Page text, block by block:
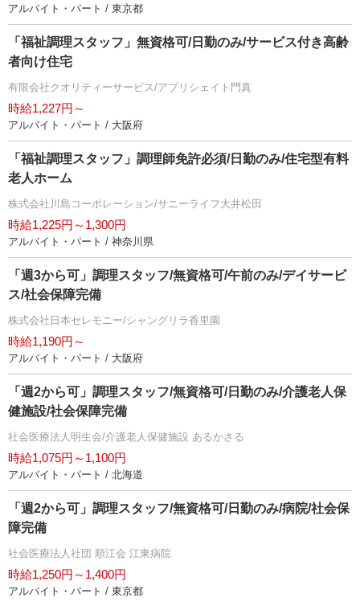
アルバイト・パート / 東京都
「福祉調理スタッフ」無資格可/日勤のみ/サービス付き高齢
者向け住宅
有限会社クオリティーサービス/アプリシェイト門真
時給1,227円～
アルバイト・パート / 大阪府
「福祉調理スタッフ」調理師免許必須/日勤のみ/住宅型有料
老人ホーム
株式会社川島コーポレーション/サニーライフ大井松田
時給1,225円～1,300円
アルバイト・パート / 神奈川県
「週3から可」調理スタッフ/無資格可/午前のみ/デイサービ
ス/社会保障完備
株式会社日本セレモニー/シャングリラ香里園
時給1,190円～
アルバイト・パート / 大阪府
「週2から可」調理スタッフ/無資格可/日勤のみ/介護老人保
健施設/社会保障完備
社会医療法人明生会/介護老人保健施設 あるかさる
時給1,075円～1,100円
アルバイト・パート / 北海道
「週2から可」調理スタッフ/無資格可/日勤のみ/病院/社会保
障完備
社会医療法人社団 順江会 江東病院
時給1,250円～1,400円
アルバイト・パート / 東京都